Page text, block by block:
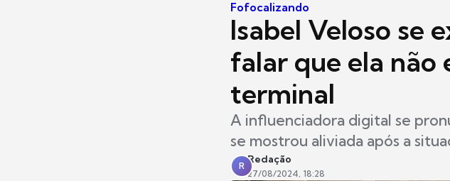
Fofocalizando
Isabel Veloso se
falar que ela não
terminal
A influenciadora digital se
se mostrou aliviada após a
R
Redação
27/08/2024, 18:28